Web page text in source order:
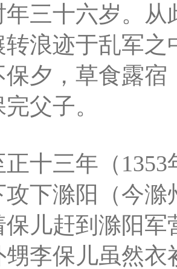
年三十六岁。
转浪迹于乱军之
保夕，草食露宿
父子。
正十三年（
攻下滁阳（今滁
保儿赶到滁阳军
甥李保儿虽然衣